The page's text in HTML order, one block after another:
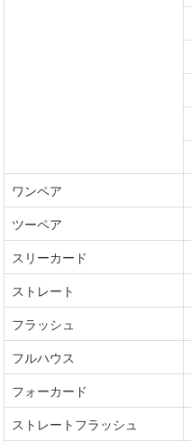
ワンペア
ツーペア
スリーカード
ストレート
フラッシュ
フルハウス
フォーカード
ストレートフラッシュ